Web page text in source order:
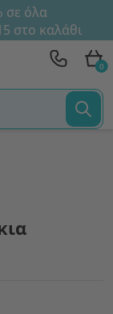
σε όλα
στο καλάθι
0